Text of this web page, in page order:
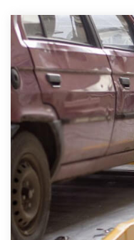
verkopen en op te
Ophaaldienst van
auto gratis ophalen
contact op of maak
direct een
aanvragen? Dat kan
kenteken in en druk
Wij kunnen u helpen
eigenlijk alle merken,
Chevrolet, Citroën,
Kia, Mazda,